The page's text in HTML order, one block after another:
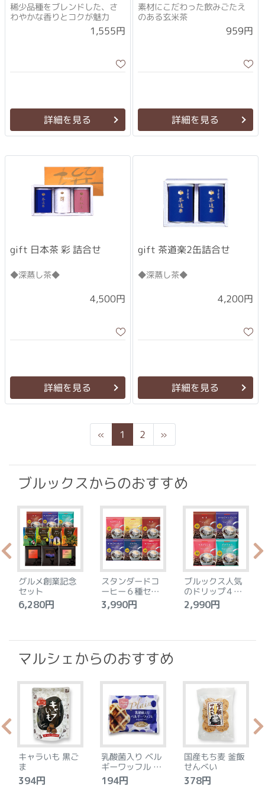
稀少品種をブレンドした、さ
わやかな香りとコクが魅力
1,555円
詳細を見る
素材にこだわった飲みごたえ
のある玄米茶
959円
詳細を見る
gift 日本茶 彩 詰合せ
◆深蒸し茶◆
4,500円
詳細を見る
gift 茶道楽2缶詰合せ
◆深蒸し茶◆
4,200円
詳細を見る
« Previous
1 2 »
ブルックスからのおすすめ
グルメ創業記念
セット
6,280円
スタンダードコ
ーヒー６種セッ
ト
3,990円
ブルックス人気
のドリップ４種
セット
2,990円
マルシェからのおすすめ
キャラいも 黒ご
ま
394円
乳酸菌入り ベル
ギーワッフル プ
レーン
194円
国産もち麦 釜飯
せんべい
378円